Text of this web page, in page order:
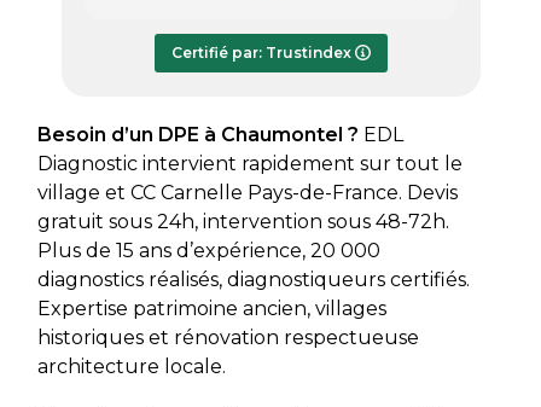
Le rapport de diagnostic m’a été
transmis dès le lundi soir, ce qui est
recommande sans hésiter.
Certifié par: Trustindex
Besoin d’un DPE à Chaumontel ? EDL
Diagnostic intervient rapidement sur tout le
village et CC Carnelle Pays-de-France. Devis
gratuit sous 24h, intervention sous 48-72h.
Plus de 15 ans d’expérience, 20 000
diagnostics réalisés, diagnostiqueurs certifiés.
Expertise patrimoine ancien, villages
historiques et rénovation respectueuse
architecture locale.